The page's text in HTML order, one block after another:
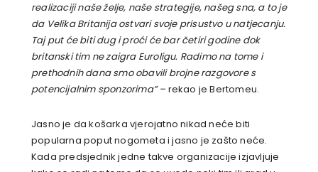
realizaciji naše želje, naše strategije, našeg sna, a to je
da Velika Britanija ostvari svoje prisustvo u natjecanju.
Taj put će biti dug i proći će bar četiri godine dok
britanski tim ne zaigra Euroligu. Radimo na tome i
prethodnih dana smo obavili brojne razgovore s
potencijalnim sponzorima” – rekao je Bertomeu.
Jasno je da košarka vjerojatno nikad neće biti
popularna poput nogometa i jasno je zašto neće.
Kada predsjednik jedne takve organizacije izjavljuje